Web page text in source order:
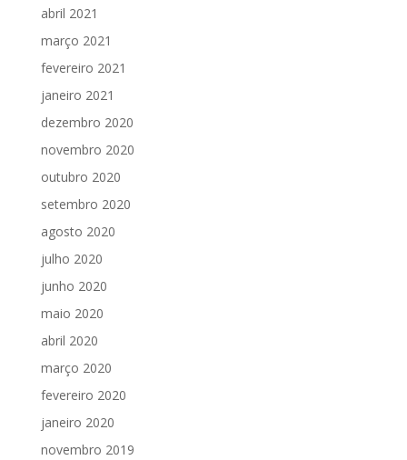
abril 2021
março 2021
fevereiro 2021
janeiro 2021
dezembro 2020
novembro 2020
outubro 2020
setembro 2020
agosto 2020
julho 2020
junho 2020
maio 2020
abril 2020
março 2020
fevereiro 2020
janeiro 2020
novembro 2019